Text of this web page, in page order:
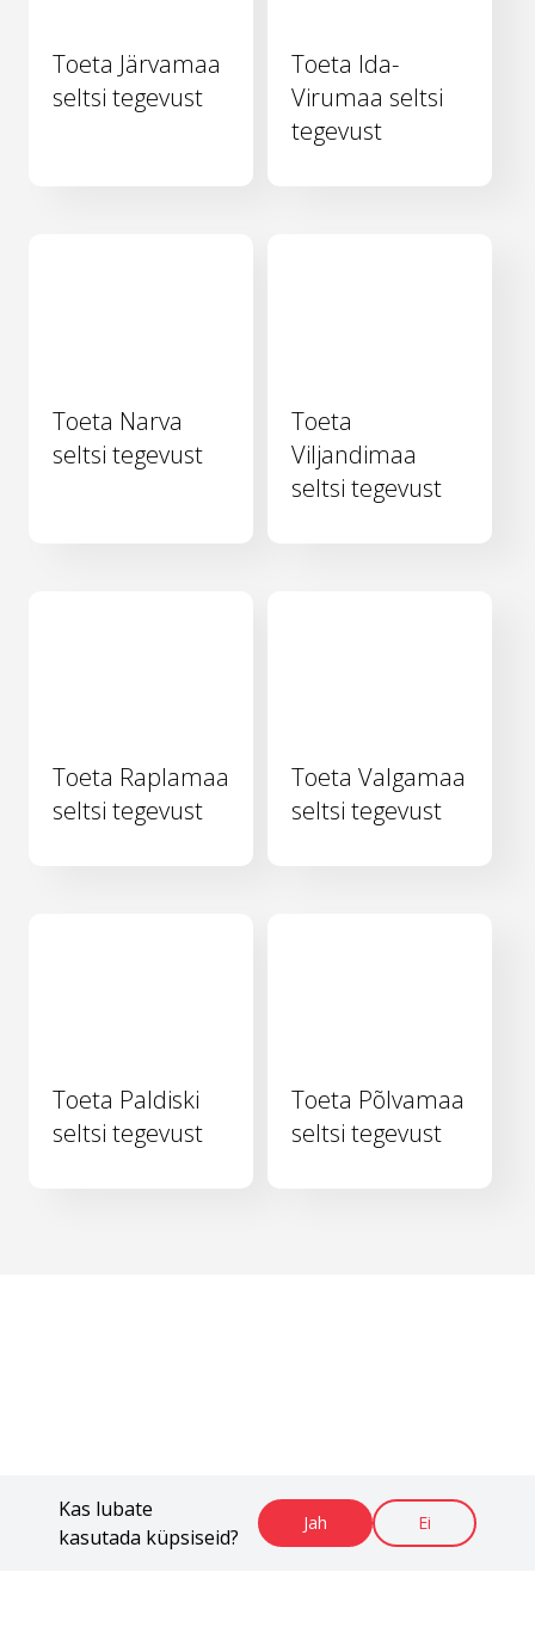
Kas lubate
kasutada küpsiseid?
Jah Ei
Toeta Järvamaa
seltsi tegevust
Toeta Ida-
Virumaa seltsi
tegevust
Toeta Narva
seltsi tegevust
Toeta
Viljandimaa
seltsi tegevust
Toeta Raplamaa
seltsi tegevust
Toeta Valgamaa
seltsi tegevust
Toeta Paldiski
seltsi tegevust
Toeta Põlvamaa
seltsi tegevust